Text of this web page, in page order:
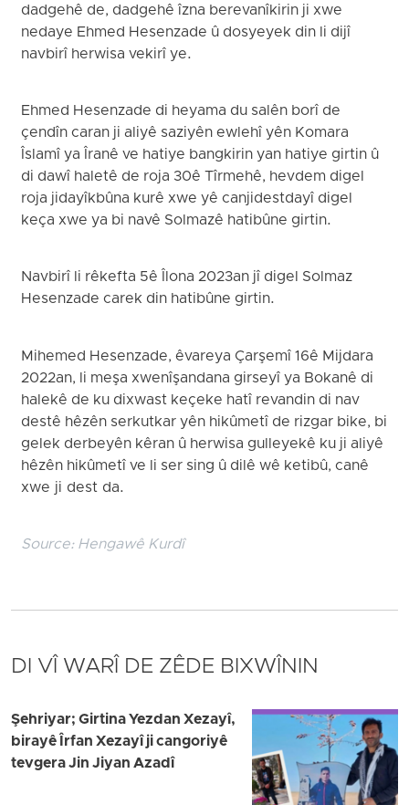
dadgehê de, dadgehê îzna berevanîkirin ji xwe
nedaye Ehmed Hesenzade û dosyeyek din li dijî
navbirî herwisa vekirî ye.
Ehmed Hesenzade di heyama du salên borî de
çendîn caran ji aliyê saziyên ewlehî yên Komara
Îslamî ya Îranê ve hatiye bangkirin yan hatiye girtin û
di dawî haletê de roja 30ê Tîrmehê, hevdem digel
roja jidayîkbûna kurê xwe yê canjidestdayî digel
keça xwe ya bi navê Solmazê hatibûne girtin.
Navbirî li rêkefta 5ê Îlona 2023an jî digel Solmaz
Hesenzade carek din hatibûne girtin.
Mihemed Hesenzade, êvareya Çarşemî 16ê Mijdara
2022an, li meşa xwenîşandana girseyî ya Bokanê di
halekê de ku dixwast keçeke hatî revandin di nav
destê hêzên serkutkar yên hikûmetî de rizgar bike, bi
gelek derbeyên kêran û herwisa gulleyekê ku ji aliyê
hêzên hikûmetî ve li ser sing û dilê wê ketibû, canê
xwe ji dest da.
Source: Hengawê Kurdî
DI VÎ WARÎ DE ZÊDE BIXWÎNIN
Şehriyar; Girtina Yezdan Xezayî,
birayê Îrfan Xezayî ji cangoriyê
tevgera Jin Jiyan Azadî